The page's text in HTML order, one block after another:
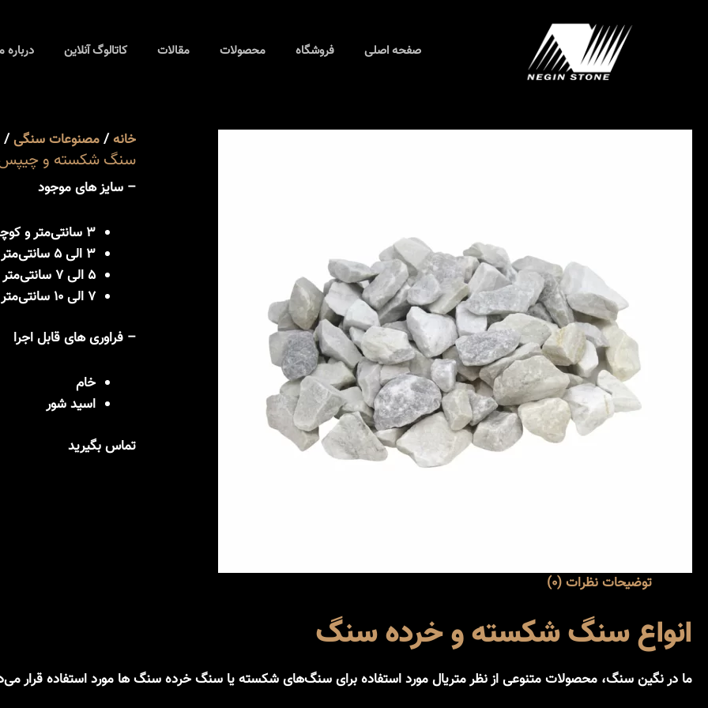
صفحه اصلی فروشگاه محصولات مقالات کاتالوگ آنلاین درباره
خانه/مصنوعات سنگی/
سنگ شکسته و
– سایز های موجود
3 سانتی‌متر و کوچکتر
3 الی 5 سانتی‌متر
5 الی 7 سانتی‌متر
7 الی 10 سانتی‌متر
– فراوری های قابل اجرا
خام
اسید شور
تماس بگیرید
توضیحاتنظرات (0)
انواع سنگ شکسته و خرده سنگ
ما در نگین سنگ، محصولات متنوعی از نظر متریال مورد استفاده برای سنگ‌های شکسته یا سنگ خرده سنگ ها مورد استفاده قرار